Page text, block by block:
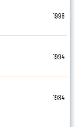
1998
1994
1984